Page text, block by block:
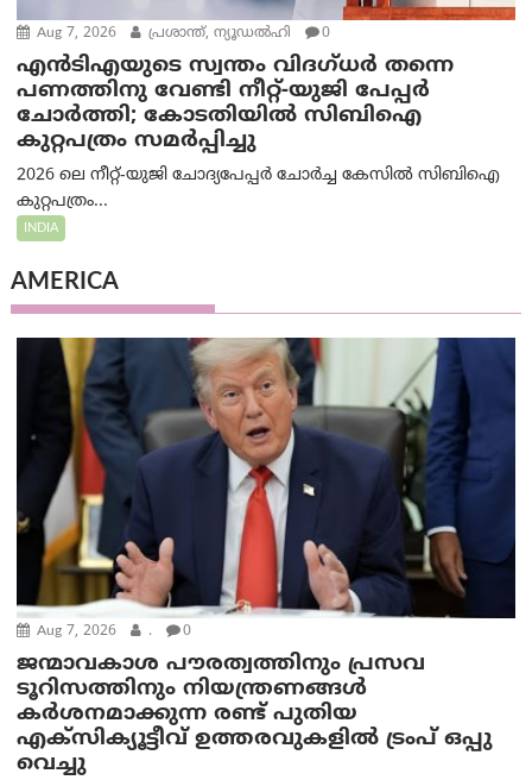
Aug 7, 2026 പ്രശാന്ത്, ന്യൂഡല്‍ഹി 0
എൻ‌ടി‌എയുടെ സ്വന്തം വിദഗ്ധർ തന്നെ
പണത്തിനു വേണ്ടി നീറ്റ്-യു‌ജി പേപ്പർ
ചോർത്തി; കോടതിയില്‍ സിബിഐ
കുറ്റപത്രം സമര്‍പ്പിച്ചു
2026 ലെ നീറ്റ്-യുജി ചോദ്യപേപ്പർ ചോർച്ച കേസിൽ സിബിഐ
കുറ്റപത്രം...
INDIA
AMERICA
Aug 7, 2026 . 0
ജന്മാവകാശ പൗരത്വത്തിനും പ്രസവ
ടൂറിസത്തിനും നിയന്ത്രണങ്ങൾ
കർശനമാക്കുന്ന രണ്ട് പുതിയ
എക്സിക്യൂട്ടീവ് ഉത്തരവുകളിൽ ട്രംപ് ഒപ്പു
വെച്ചു